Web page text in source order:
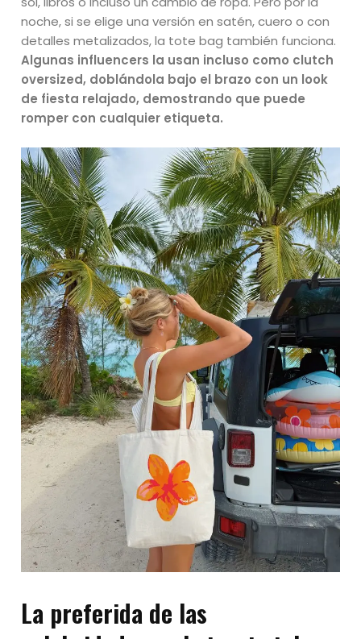
noche, si se elige una versión en satén, cuero o con
detalles metalizados, la tote bag también funciona.
Algunas influencers la usan incluso como clutch
oversized, doblándola bajo el brazo con un look
de fiesta relajado, demostrando que puede
romper con cualquier etiqueta.
La preferida de las